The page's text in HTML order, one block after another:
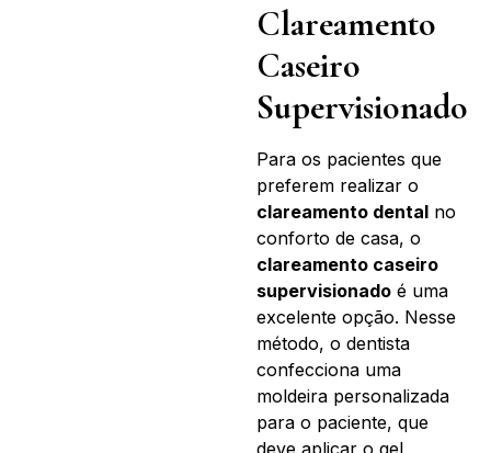
Clareamento
Caseiro
Supervisionado
Para os pacientes que
preferem realizar o
clareamento dental no
conforto de casa, o
clareamento caseiro
supervisionado é uma
excelente opção. Nesse
método, o dentista
confecciona uma
moldeira personalizada
para o paciente, que
deve aplicar o gel